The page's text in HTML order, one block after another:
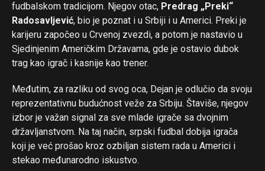
fudbalskom tradicijom. Njegov otac, Predrag „Preki“
Radosavljević, bio je poznat i u Srbiji i u Americi. Preki je
karijeru započeo u Crvenoj zvezdi, a potom je nastavio u
Sjedinjenim Američkim Državama, gde je ostavio dubok
trag kao igrač i kasnije kao trener.
Međutim, za razliku od svog oca, Dejan je odlučio da svoju
reprezentativnu budućnost veže za Srbiju. Štaviše, njegov
izbor je važan signal za sve mlade igrače sa dvojnim
državljanstvom. Na taj način, srpski fudbal dobija igrača
koji je već prošao kroz ozbiljan sistem rada u Americi i
stekao međunarodno iskustvo.